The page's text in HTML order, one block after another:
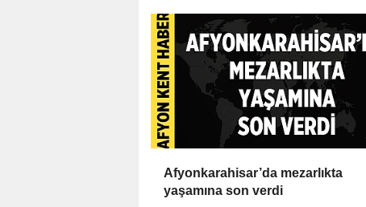
Afyonkarahisar’da mezarlıkta
yaşamına son verdi